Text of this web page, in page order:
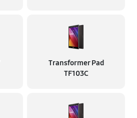
Transformer Pad
TF103C